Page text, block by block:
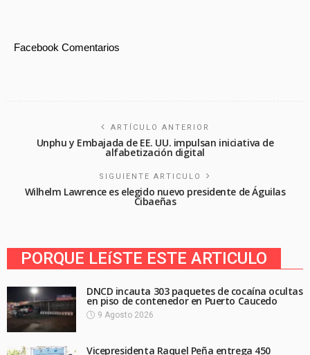
Facebook Comentarios
ARTÍCULO ANTERIOR
Unphu y Embajada de EE. UU. impulsan iniciativa de
alfabetización digital
SIGUIENTE ARTICULO
Wilhelm Lawrence es elegido nuevo presidente de Águilas
Cibaeñas
PORQUE LEíSTE ESTE ARTICULO
DNCD incauta 303 paquetes de cocaína ocultas
en piso de contenedor en Puerto Caucedo
9 Agosto 2026
Vicepresidenta Raquel Peña entrega 450